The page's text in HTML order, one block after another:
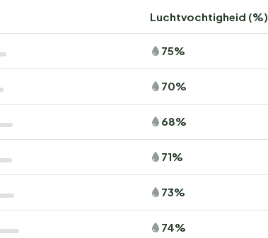
Luchtvochtigheid (%)
75%
70%
68%
71%
73%
74%